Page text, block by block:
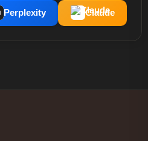
Perplexity Claude